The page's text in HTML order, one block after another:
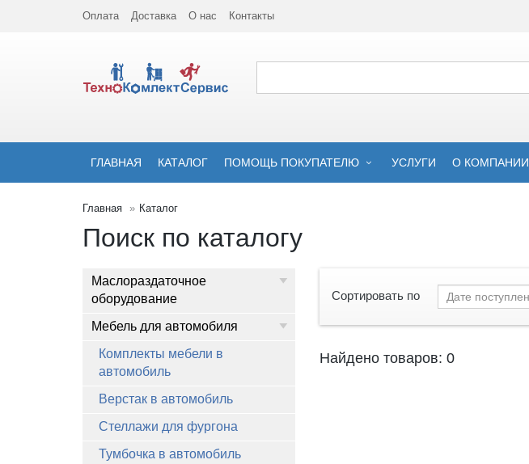
Оплата Доставка О нас Контакты
ГЛАВНАЯ КАТАЛОГ ПОМОЩЬ ПОКУПАТЕЛЮ УСЛУГИ О КОМПАНИИ
Главная Каталог
Поиск по каталогу
Маслораздаточное
оборудование
Мебель для автомобиля
Комплекты мебели в
автомобиль
Верстак в автомобиль
Стеллажи для фургона
Тумбочка в автомобиль
Сортировать по
Найдено товаров: 0